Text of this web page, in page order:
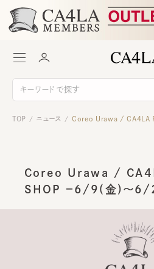
TOP / ニュース / Coreo Urawa / CA4LA
Coreo Urawa /
SHOP －6/9(金)～6/